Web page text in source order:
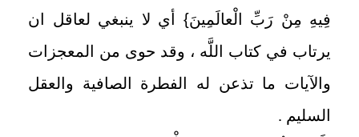
فِيهِ مِنْ رَبِّ الْعالَمِينَ} أي لا ينبغي لعاقل ان
يرتاب في كتاب اللَّه ، وقد حوى من المعجزات
والآيات ما تذعن له الفطرة الصافية والعقل
السليم .